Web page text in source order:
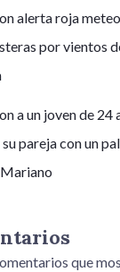
alerta roja
por vientos
a un joven de 24
pareja con un
que